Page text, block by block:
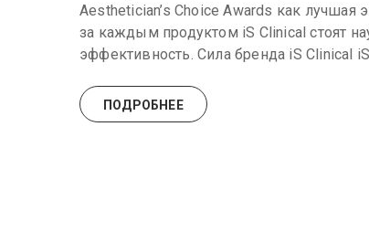
Aesthetician’s Choice Awards как
за каждым продуктом iS Clinical стоят
эффективность. Сила бренда iS Clinical
ПОДРОБНЕЕ